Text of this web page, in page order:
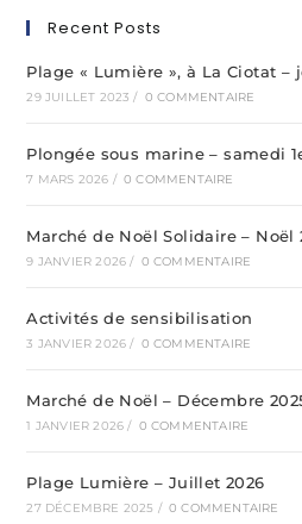
Recent Posts
Plage « Lumière », à La Ciotat –
29 JUILLET 2023 / 0 COMMENTAIRE
Plongée sous marine – samedi
7 MARS 2026 / 0 COMMENTAIRE
Marché de Noël Solidaire – Noël
9 JANVIER 2026 / 0 COMMENTAIRE
Activités de sensibilisation
3 JANVIER 2026 / 0 COMMENTAIRE
Marché de Noël – Décembre
1 JANVIER 2026 / 0 COMMENTAIRE
Plage Lumière – Juillet 2026
27 DÉCEMBRE 2025 / 0 COMMENTAIRE